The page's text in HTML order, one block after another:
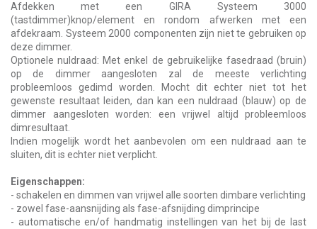
Afdekken met een GIRA Systeem 3000
(tastdimmer)knop/element en rondom afwerken met een
afdekraam. Systeem 2000 componenten zijn niet te gebruiken op
deze dimmer.
Optionele nuldraad: Met enkel de gebruikelijke fasedraad (bruin)
op de dimmer aangesloten zal de meeste verlichting
probleemloos gedimd worden. Mocht dit echter niet tot het
gewenste resultaat leiden, dan kan een nuldraad (blauw) op de
dimmer aangesloten worden: een vrijwel altijd probleemloos
dimresultaat.
Indien mogelijk wordt het aanbevolen om een nuldraad aan te
sluiten, dit is echter niet verplicht.
Eigenschappen:
- schakelen en dimmen van vrijwel alle soorten dimbare verlichting
- zowel fase-aansnijding als fase-afsnijding dimprincipe
- automatische en/of handmatig instellingen van het bij de last